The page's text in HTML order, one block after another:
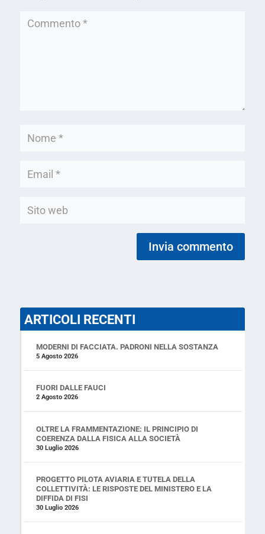
Invia commento
ARTICOLI RECENTI
MODERNI DI FACCIATA. PADRONI NELLA SOSTANZA
5 Agosto 2026
FUORI DALLE FAUCI
2 Agosto 2026
OLTRE LA FRAMMENTAZIONE: IL PRINCIPIO DI
COERENZA DALLA FISICA ALLA SOCIETÀ
30 Luglio 2026
PROGETTO PILOTA AVIARIA E TUTELA DELLA
COLLETTIVITÀ: LE RISPOSTE DEL MINISTERO E LA
DIFFIDA DI FISI
30 Luglio 2026